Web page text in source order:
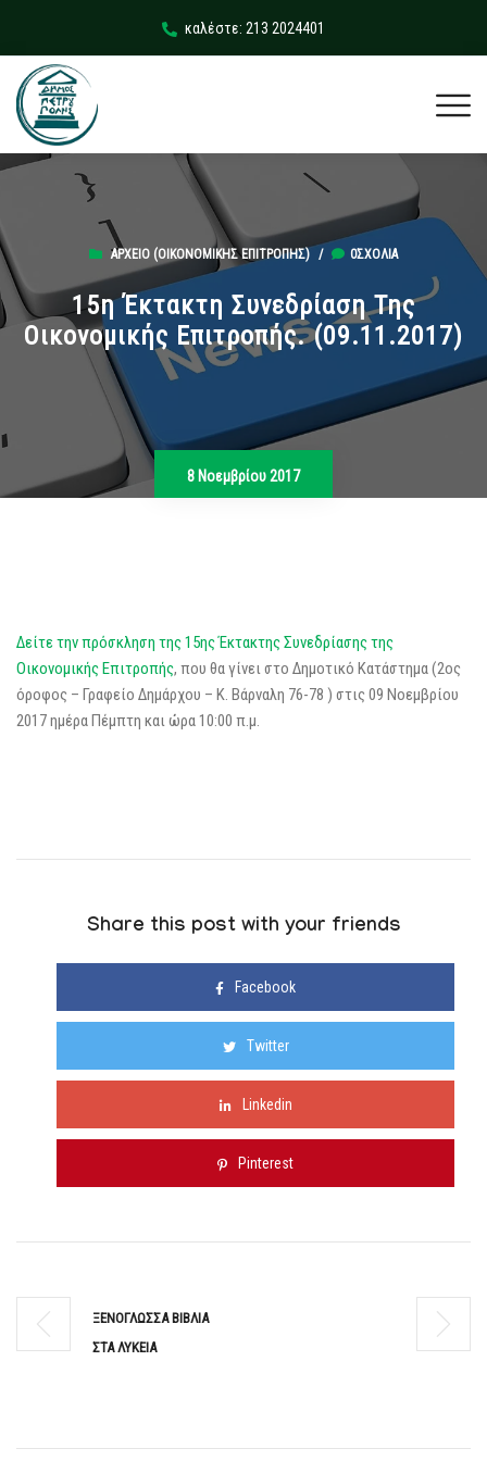
καλέστε: 213 2024401
ΑΡΧΕΊΟ (ΟΙΚΟΝΟΜΙΚΉΣ ΕΠΙΤΡΟΠΉΣ) / 0ΣΧΌΛΙΑ
15η Έκτακτη Συνεδρίαση Της
Οικονομικής Επιτροπής. (09.11.2017)
8 Νοεμβρίου 2017
Δείτε την πρόσκληση της 15ης Έκτακτης Συνεδρίασης της
Οικονομικής Επιτροπής, που θα γίνει στο Δημοτικό Κατάστημα (2ος
όροφος – Γραφείο Δημάρχου – Κ. Βάρναλη 76-78 ) στις 09 Νοεμβρίου
2017 ημέρα Πέμπτη και ώρα 10:00 π.μ.
Share this post with your friends
Facebook
Twitter
Linkedin
Pinterest
ΞΕΝΟΓΛΩΣΣΑ ΒΙΒΛΙΑ
ΣΤΑ ΛΥΚΕΙΑ